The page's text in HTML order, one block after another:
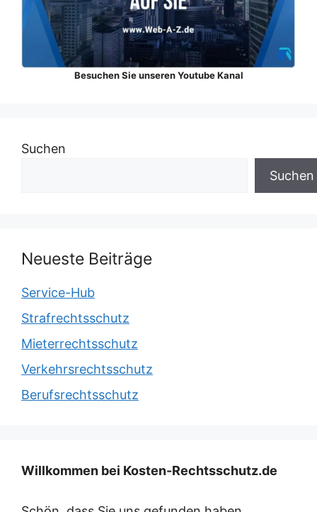
Besuchen Sie unseren Youtube Kanal
Suchen
Suchen
Neueste Beiträge
Service-Hub
Strafrechtsschutz
Mieterrechtsschutz
Verkehrsrechtsschutz
Berufsrechtsschutz
Willkommen bei Kosten-Rechtsschutz.de